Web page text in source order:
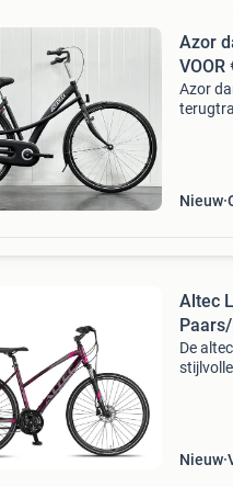
Azor
VOOR
Azor
Nieuw
Altec
De
Nieuw